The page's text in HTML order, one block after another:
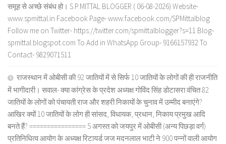
समूह से अच्छे संबंध हो। S.P.MITTAL BLOGGER ( 06-08-2026) Website-
www.spmittal.in Facebook Page- www.facebook.com/SPMittalblog
Follow me on Twitter- https://twitter.com/spmittalblogger?s=11 Blog-
spmittal.blogspot.com To Add in WhatsApp Group- 9166157932 To
Contact- 9829071511
राजस्थान में ओबीसी की 92 जातियों में से सिर्फ 10 जातियों के लोगों की ही राजनीति
में भागीदारी। सवाल- क्या कांग्रेस के प्रदेश अध्यक्ष गोविंद सिंह डोटासरा वंचित 82
जातियों के लोगों को पंचायती राज और शहरी निकायों के चुनाव में उम्मीद बनाएंगे?
आखिर क्यों 10 जातियों के लोग ही सांसद, विधायक, प्रधान, निकाय प्रमुख आदि
बनते हैं? ================ 5 अगस्त को जयपुर में ओबीसी (अन्य पिछड़ा वर्ग)
प्रतिनिधित्व आयोग के अध्यक्ष रिटायर्ड जज मदनलाल भाटी ने 900 पन्नों वाली आयोग